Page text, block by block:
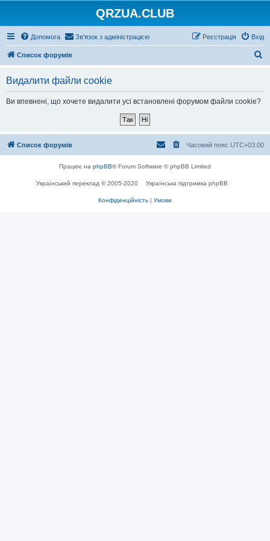
QRZUA.CLUB
Допомога Зв'язок з адміністрацією Вхід
Реєстрація
Список форумів
Видалити файли cookie
Ви впевнені, що хочете видалити усі встановлені форумом файли cookie?
Список форумів Часовий пояс UTC+03:00
Працює на phpBB® Forum Software © phpBB Limited
Український переклад © 2005-2020 Українська підтримка phpBB
Конфіденційність | Умови